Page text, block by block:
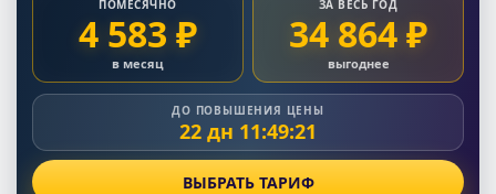
ПОМЕСЯЧНО
4 583 ₽
в месяц
ЗА ВЕСЬ ГОД
34 864 ₽
выгоднее
ДО ПОВЫШЕНИЯ ЦЕНЫ
22 дн 11:49:20
ВЫБРАТЬ ТАРИФ